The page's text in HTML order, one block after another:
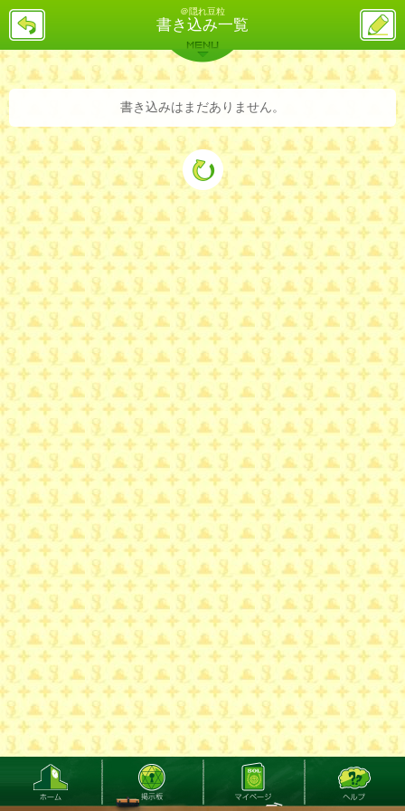
＠隠れ豆粒
書き込み一覧
戻
ス
投
稿
バックナンバー 詳細検索 ランキング
MENU
書き込みはまだありません。